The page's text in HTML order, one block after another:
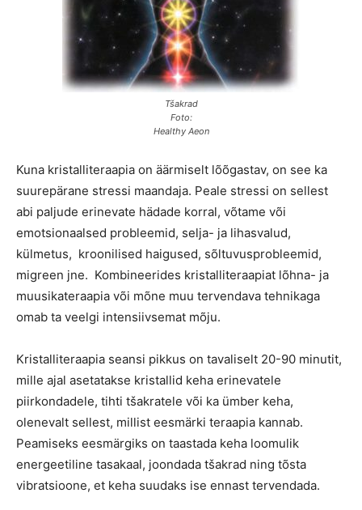
Tšakrad
Foto:
Healthy Aeon
Kuna kristalliteraapia on äärmiselt lõõgastav, on see ka
suurepärane stressi maandaja. Peale stressi on sellest
abi paljude erinevate hädade korral, võtame või
emotsionaalsed probleemid, selja- ja lihasvalud,
külmetus, kroonilised haigused, sõltuvusprobleemid,
migreen jne. Kombineerides kristalliteraapiat lõhna- ja
muusikateraapia või mõne muu tervendava tehnikaga
omab ta veelgi intensiivsemat mõju.
Kristalliteraapia seansi pikkus on tavaliselt 20-90 minutit,
mille ajal asetatakse kristallid keha erinevatele
piirkondadele, tihti tšakratele või ka ümber keha,
olenevalt sellest, millist eesmärki teraapia kannab.
Peamiseks eesmärgiks on taastada keha loomulik
energeetiline tasakaal, joondada tšakrad ning tõsta
vibratsioone, et keha suudaks ise ennast tervendada.